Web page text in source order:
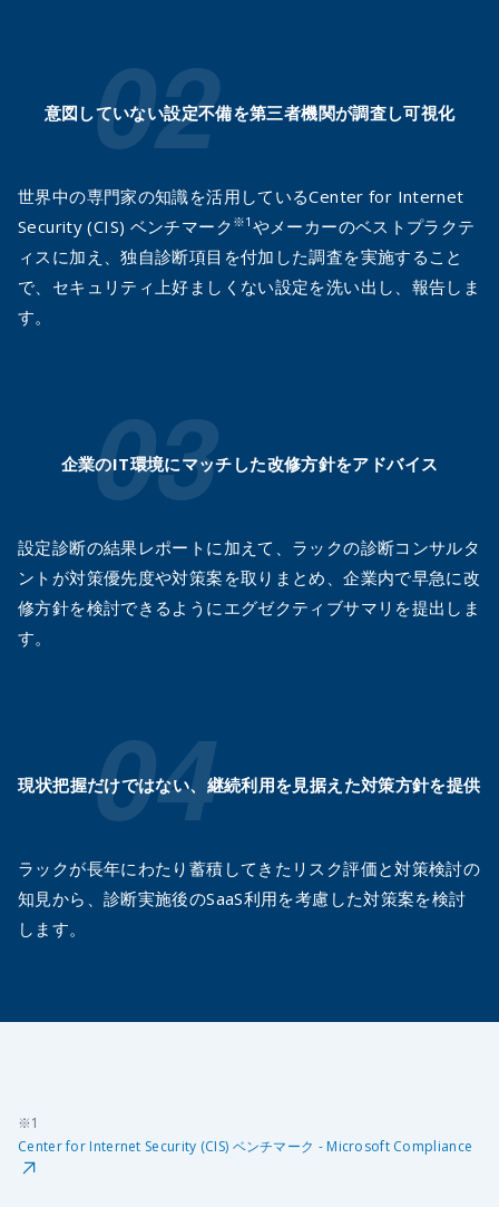
意図していない設定不備を第三者機関が調査し可視化
世界中の専門家の知識を活用しているCenter for Internet
Security (CIS) ベンチマーク ※1 やメーカーのベストプラクテ
ィスに加え、独自診断項目を付加した調査を実施すること
で、セキュリティ上好ましくない設定を洗い出し、報告しま
す。
企業のIT環境にマッチした改修方針をアドバイス
設定診断の結果レポートに加えて、ラックの診断コンサルタ
ントが対策優先度や対策案を取りまとめ、企業内で早急に改
修方針を検討できるようにエグゼクティブサマリを提出しま
す。
現状把握だけではない、 継続利用を見据えた対策方針を提供
ラックが長年にわたり蓄積してきたリスク評価と対策検討の
知見から、診断実施後のSaaS利用を考慮した対策案を検討
します。
※1
Center for Internet Security (CIS) ベンチマーク - Microsoft Compliance